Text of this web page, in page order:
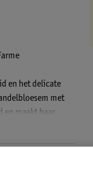
en het delicate
met
en maakt haar